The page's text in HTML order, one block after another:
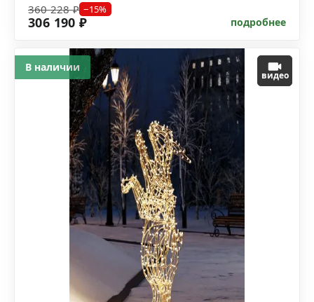
360 228 ₽ −15%
306 190 ₽ подробнее
видео
В наличии